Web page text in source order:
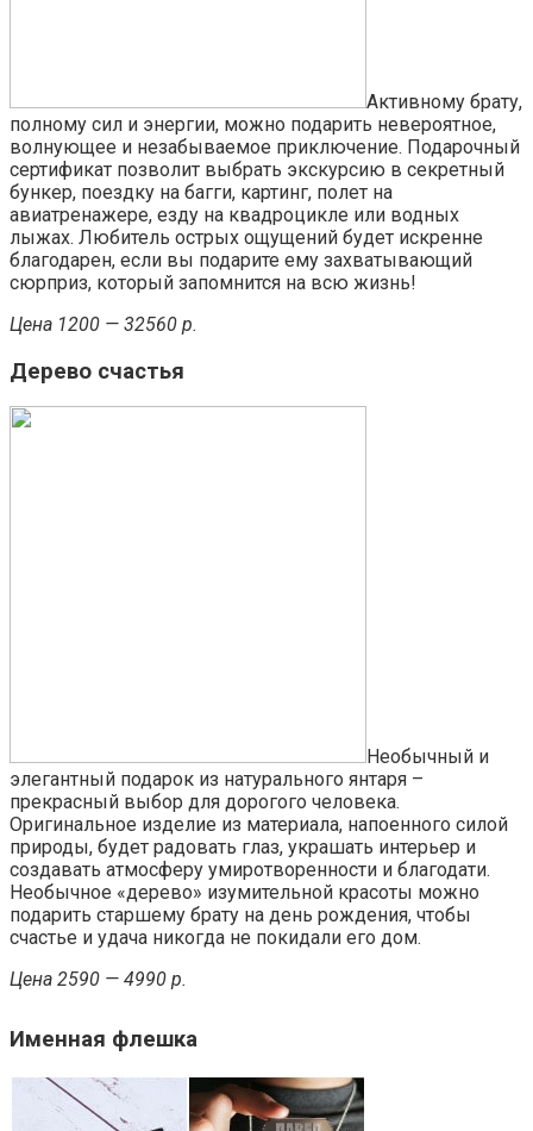
Активному брату,
полному сил и энергии, можно подарить невероятное,
волнующее и незабываемое приключение. Подарочный
сертификат позволит выбрать экскурсию в секретный
бункер, поездку на багги, картинг, полет на
авиатренажере, езду на квадроцикле или водных
лыжах. Любитель острых ощущений будет искренне
благодарен, если вы подарите ему захватывающий
сюрприз, который запомнится на всю жизнь!
Цена 1200 — 32560 р.
Дерево счастья
Необычный и
элегантный подарок из натурального янтаря –
прекрасный выбор для дорогого человека.
Оригинальное изделие из материала, напоенного силой
природы, будет радовать глаз, украшать интерьер и
создавать атмосферу умиротворенности и благодати.
Необычное «дерево» изумительной красоты можно
подарить старшему брату на день рождения, чтобы
счастье и удача никогда не покидали его дом.
Цена 2590 — 4990 р.
Именная флешка